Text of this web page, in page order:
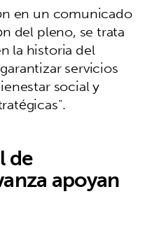
en un comunicado
del pleno, se trata
la historia del
servicios
social y
de
apoyan